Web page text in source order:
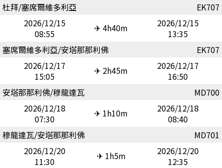
杜拜/塞席爾維多利亞
EK707
2026/12/15
08:55
✈ 4h40m
2026/12/15
13:35
塞席爾維多利亞/安塔那那利佛
EK707
2026/12/17
15:05
✈ 2h45m
2026/12/17
16:50
安塔那那利佛/穆龍達瓦
MD700
2026/12/18
07:30
✈ 1h10m
2026/12/18
08:40
穆龍達瓦/安塔那那利佛
MD701
2026/12/20
11:30
✈ 1h5m
2026/12/20
12:35